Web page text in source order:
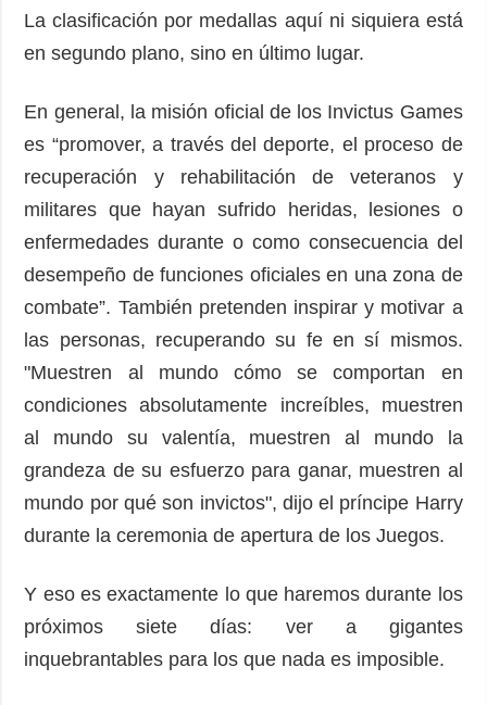
La clasificación por medallas aquí ni siquiera está
en segundo plano, sino en último lugar.
En general, la misión oficial de los Invictus Games
es “promover, a través del deporte, el proceso de
recuperación y rehabilitación de veteranos y
militares que hayan sufrido heridas, lesiones o
enfermedades durante o como consecuencia del
desempeño de funciones oficiales en una zona de
combate”. También pretenden inspirar y motivar a
las personas, recuperando su fe en sí mismos.
"Muestren al mundo cómo se comportan en
condiciones absolutamente increíbles, muestren
al mundo su valentía, muestren al mundo la
grandeza de su esfuerzo para ganar, muestren al
mundo por qué son invictos", dijo el príncipe Harry
durante la ceremonia de apertura de los Juegos.
Y eso es exactamente lo que haremos durante los
próximos siete días: ver a gigantes
inquebrantables para los que nada es imposible.